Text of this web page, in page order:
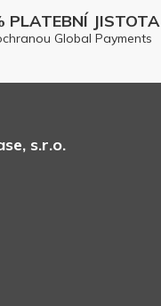
PLATEBNÍ JISTOTA
Global Payments
s.r.o.